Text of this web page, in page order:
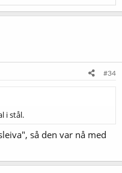
#34
i stål.
så den var nå med